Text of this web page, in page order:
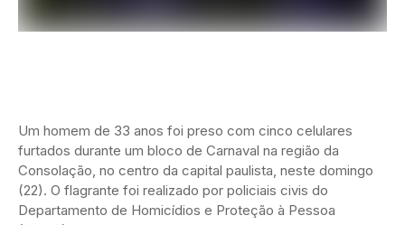
Um homem de 33 anos foi preso com cinco celulares
furtados durante um bloco de Carnaval na região da
Consolação, no centro da capital paulista, neste domingo
(22). O flagrante foi realizado por policiais civis do
Departamento de Homicídios e Proteção à Pessoa